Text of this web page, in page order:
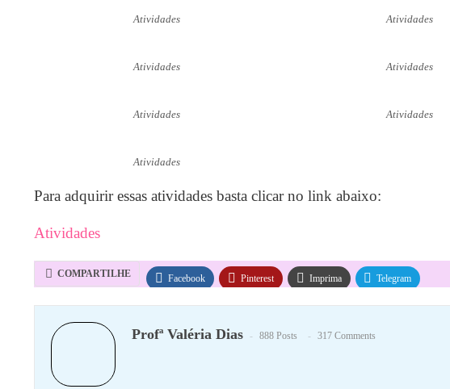
Atividades Atividades
Atividades Atividades
Atividades Atividades
Atividades
Para adquirir essas atividades basta clicar no link abaixo:
Atividades
COMPARTILHE Facebook Pinterest Imprima Telegram
Profª Valéria Dias 888 Posts 317 Comments